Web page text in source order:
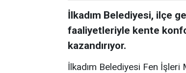
İlkadım Belediyesi, ilçe
faaliyetleriyle kente
kazandırıyor.
İlkadım Belediyesi Fen